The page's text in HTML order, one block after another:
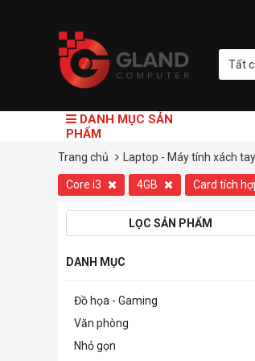
Tất
DANH MỤC SẢN
PHẨM
Trang chủ Laptop - Máy tính xách tay
Core i3 4GB Card tích
LỌC SẢN PHẨM
DANH MỤC
Đồ họa - Gaming
Văn phòng
Nhỏ gọn